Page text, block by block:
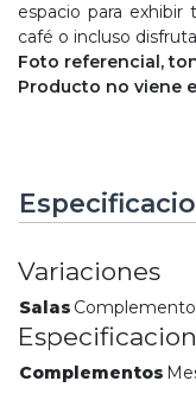
espacio para
café o incluso
Foto referencial,
Producto no viene
Variaciones
Salas
Complementos